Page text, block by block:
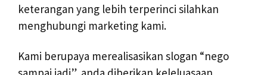
keterangan yang lebih terperinci silahkan
menghubungi marketing kami.
Kami berupaya merealisasikan slogan “nego